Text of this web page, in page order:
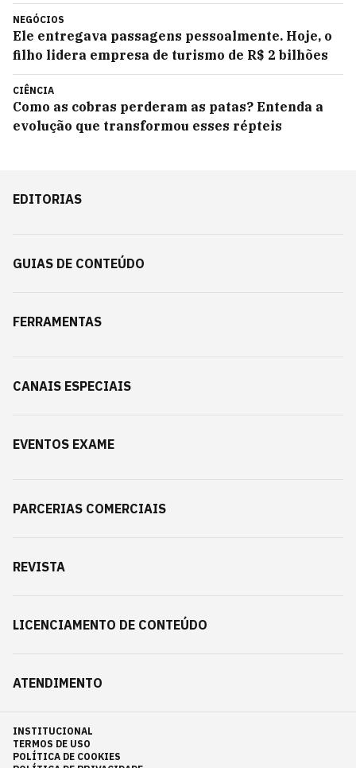
NEGÓCIOS
Ele entregava passagens pessoalmente. Hoje, o
filho lidera empresa de turismo de R$ 2 bilhões
CIÊNCIA
Como as cobras perderam as patas? Entenda a
evolução que transformou esses répteis
EDITORIAS
GUIAS DE CONTEÚDO
FERRAMENTAS
CANAIS ESPECIAIS
EVENTOS EXAME
PARCERIAS COMERCIAIS
REVISTA
LICENCIAMENTO DE CONTEÚDO
ATENDIMENTO
INSTITUCIONAL
TERMOS DE USO
POLÍTICA DE COOKIES